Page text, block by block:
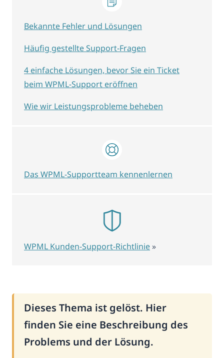
Dieses Thema ist gelöst. Hier
finden Sie eine Beschreibung des
Problems und der Lösung.
Bekannte Fehler und Lösungen
Häufig gestellte Support-Fragen
4 einfache Lösungen, bevor Sie ein Ticket
beim WPML-Support eröffnen
Wie wir Leistungsprobleme beheben
Das WPML-Supportteam kennenlernen
WPML Kunden-Support-Richtlinie »